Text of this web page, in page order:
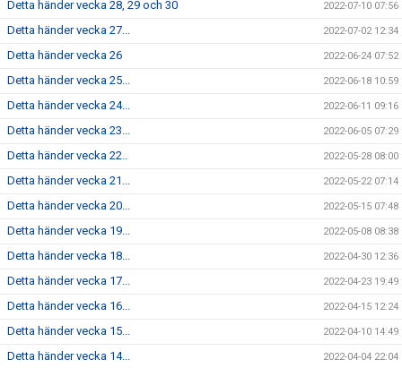
Detta händer vecka 28, 29 och 30 2022-07-10 07:56
Detta händer vecka 27... 2022-07-02 12:34
Detta händer vecka 26 2022-06-24 07:52
Detta händer vecka 25... 2022-06-18 10:59
Detta händer vecka 24... 2022-06-11 09:16
Detta händer vecka 23... 2022-06-05 07:29
Detta händer vecka 22.. 2022-05-28 08:00
Detta händer vecka 21... 2022-05-22 07:14
Detta händer vecka 20... 2022-05-15 07:48
Detta händer vecka 19... 2022-05-08 08:38
Detta händer vecka 18... 2022-04-30 12:36
Detta händer vecka 17... 2022-04-23 19:49
Detta händer vecka 16... 2022-04-15 12:24
Detta händer vecka 15... 2022-04-10 14:49
Detta händer vecka 14... 2022-04-04 22:04